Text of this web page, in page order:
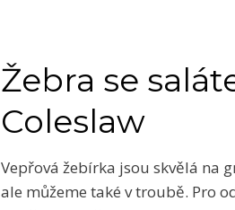
Žebra se
Coleslaw
Vepřová žebírka jsou skvělá na
ale můžeme také v troubě. Pro